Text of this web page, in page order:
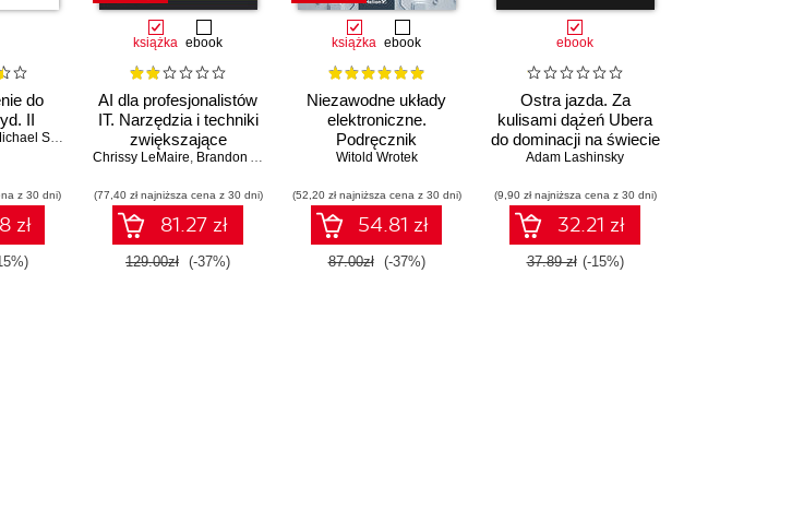
do
II
Shiloh
z 30 dni)
zł
książka ebook
AI dla profesjonalistów
IT. Narzędzia i techniki
zwiększające
produktywność
Chrissy LeMaire, Brandon Abshire
(77,40 zł najniższa cena z 30 dni)
81.27 zł
129.00zł (-37%)
książka ebook
Niezawodne układy
elektroniczne.
Podręcznik
konstruktora
Witold Wrotek
(52,20 zł najniższa cena z 30 dni)
54.81 zł
87.00zł (-37%)
ebook
Ostra jazda. Za
kulisami dążeń Ubera
do dominacji na świecie
Adam Lashinsky
(9,90 zł najniższa cena z 30 dni)
32.21 zł
37.89 zł (-15%)